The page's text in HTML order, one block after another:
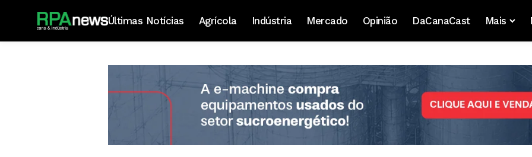
Últimas Notícias Agrícola Indústria Mercado Opinião DaCanaCast Mais